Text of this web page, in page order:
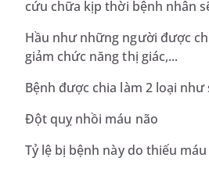
cứu chữa kịp thời bệnh nhân
Hầu như những người được
giảm chức năng thị giác,...
Bệnh được chia làm 2 loại như
Đột quỵ nhồi máu não
Tỷ lệ bị bệnh này do thiếu